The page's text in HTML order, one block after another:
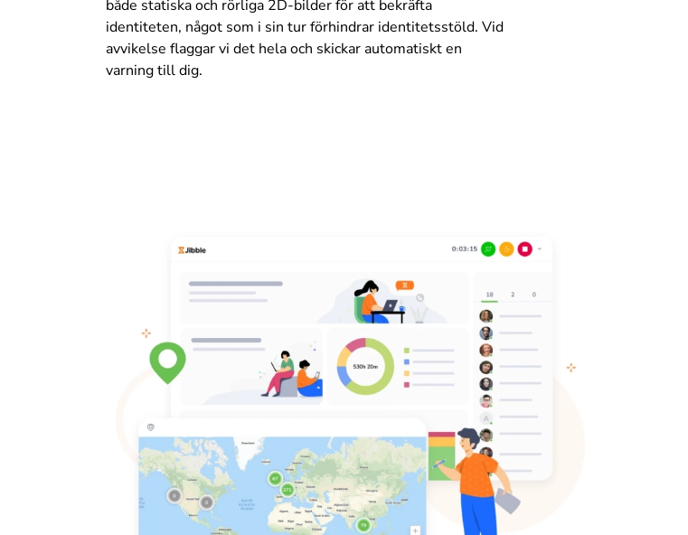
både statiska och rörliga 2D-bilder för att bekräfta
identiteten, något som i sin tur förhindrar identitetsstöld. Vid
avvikelse flaggar vi det hela och skickar automatiskt en
varning till dig.